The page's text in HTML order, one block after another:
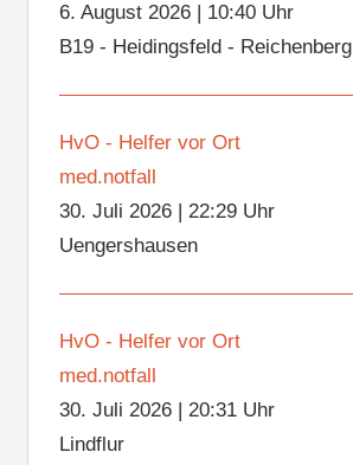
6. August 2026| 10:40 Uhr
B19 - Heidingsfeld - Reichenberg
HvO - Helfer vor Ort
med.notfall
30. Juli 2026| 22:29 Uhr
Uengershausen
HvO - Helfer vor Ort
med.notfall
30. Juli 2026| 20:31 Uhr
Lindflur